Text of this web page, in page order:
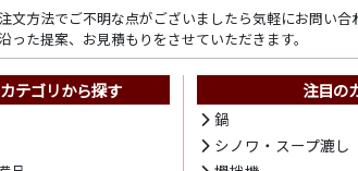
文方法でご不明な点がございましたら気軽にお問い
った提案、お見積もりをさせていただきます。
テゴリから探す 注目の
鍋
シノワ・スープ漉し